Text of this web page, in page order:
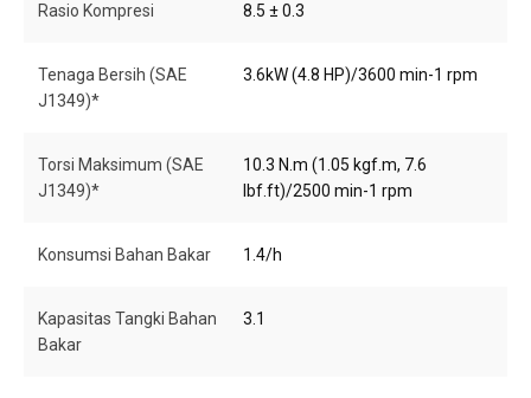
Rasio Kompresi 8.5 ± 0.3
Tenaga Bersih (SAE
J1349)*
3.6kW (4.8 HP)/3600 min-1 rpm
Torsi Maksimum (SAE
J1349)*
10.3 N.m (1.05 kgf.m, 7.6
lbf.ft)/2500 min-1 rpm
Konsumsi Bahan Bakar 1.4/h
Kapasitas Tangki Bahan
Bakar
3.1